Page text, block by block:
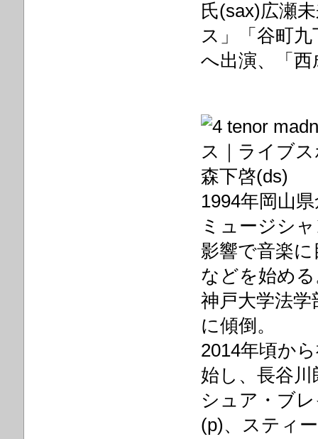
氏(sax)広瀬
ス」「 谷町
へ出演、「
森下啓(ds)
1994年岡山
ミュージシ
影響で音楽
などを始め
神戸大学法
に傾倒。
2014年頃か
始し、長谷
シュア・ブ
(p)、スティ